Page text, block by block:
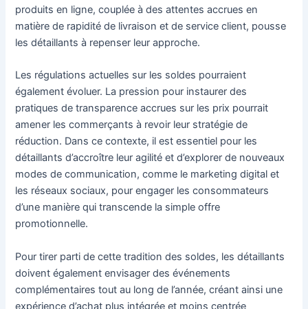
produits en ligne, couplée à des attentes accrues en
matière de rapidité de livraison et de service client, pousse
les détaillants à repenser leur approche.
Les régulations actuelles sur les soldes pourraient
également évoluer. La pression pour instaurer des
pratiques de transparence accrues sur les prix pourrait
amener les commerçants à revoir leur stratégie de
réduction. Dans ce contexte, il est essentiel pour les
détaillants d’accroître leur agilité et d’explorer de nouveaux
modes de communication, comme le marketing digital et
les réseaux sociaux, pour engager les consommateurs
d’une manière qui transcende la simple offre
promotionnelle.
Pour tirer parti de cette tradition des soldes, les détaillants
doivent également envisager des événements
complémentaires tout au long de l’année, créant ainsi une
expérience d’achat plus intégrée et moins centrée